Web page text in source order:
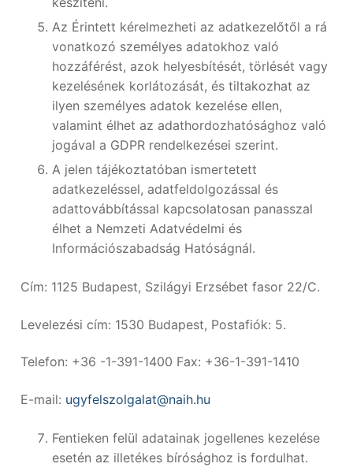
Az Érintett kérelmezheti az adatkezelőtől a rá
vonatkozó személyes adatokhoz való
hozzáférést, azok helyesbítését, törlését vagy
kezelésének korlátozását, és tiltakozhat az
ilyen személyes adatok kezelése ellen,
valamint élhet az adathordozhatósághoz való
jogával a GDPR rendelkezései szerint.
A jelen tájékoztatóban ismertetett
adatkezeléssel, adatfeldolgozással és
adattovábbítással kapcsolatosan panasszal
élhet a Nemzeti Adatvédelmi és
Információszabadság Hatóságnál.
Cím: 1125 Budapest, Szilágyi Erzsébet fasor 22/C.
Levelezési cím: 1530 Budapest, Postafiók: 5.
Telefon: +36 -1-391-1400 Fax: +36-1-391-1410
E-mail: ugyfelszolgalat@naih.hu
Fentieken felül adatainak jogellenes kezelése
esetén az illetékes bírósághoz is fordulhat.